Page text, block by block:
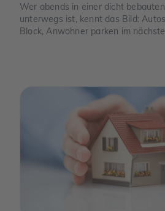
Wer abends in einer dicht
unterwegs ist, kennt das Bild:
Block, Anwohner parken im
und E-Mobilität den Wert eines
Garage verändern können.